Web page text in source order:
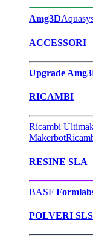
Amg3D
ACCESSORI
Upgrade
RICAMBI
Ricambi
Makerbot
RESINE SLA
BASF
POLVERI SLS